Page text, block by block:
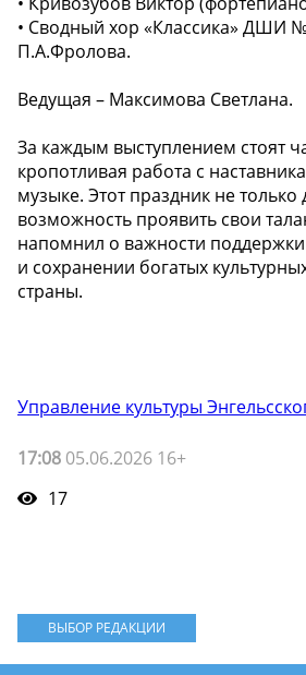
• Сводный хор «Классика» ДШИ
П.А.Фролова.
Ведущая – Максимова Светлана.
За каждым выступлением стоят
кропотливая работа с
музыке. Этот праздник не только
возможность проявить свои
напомнил о важности
и сохранении богатых
страны.
Управление культуры
17:08 05.06.2026 16+
17
ВЫБОР РЕДАКЦИИ